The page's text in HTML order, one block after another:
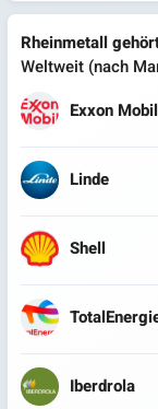
Rheinmetall
Weltweit (nach
Exxon Mobil
Linde
Shell
Iberdrola